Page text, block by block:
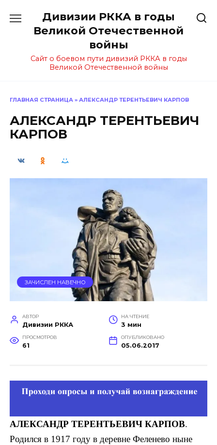
содержанию
Дивизии РККА в годы
Великой Отечественной
войны
Сайт о боевом пути дивизий РККА в годы
Великой Отечественной войны
ГЛАВНАЯ СТРАНИЦА » АЛЕКСАНДР ТЕРЕНТЬЕВИЧ КАРПОВ
АЛЕКСАНДР ТЕРЕНТЬЕВИЧ
КАРПОВ
ЗАЧИСЛЕН НАВЕЧНО
АВТОР
Дивизии РККА
НА ЧТЕНИЕ
3 мин
ПРОСМОТРОВ
61
ОПУБЛИКОВАНО
05.06.2017
АЛЕКСАНДР ТЕРЕНТЬЕВИЧ КАРПОВ.
Родился в 1917 году в деревне Феленево ныне